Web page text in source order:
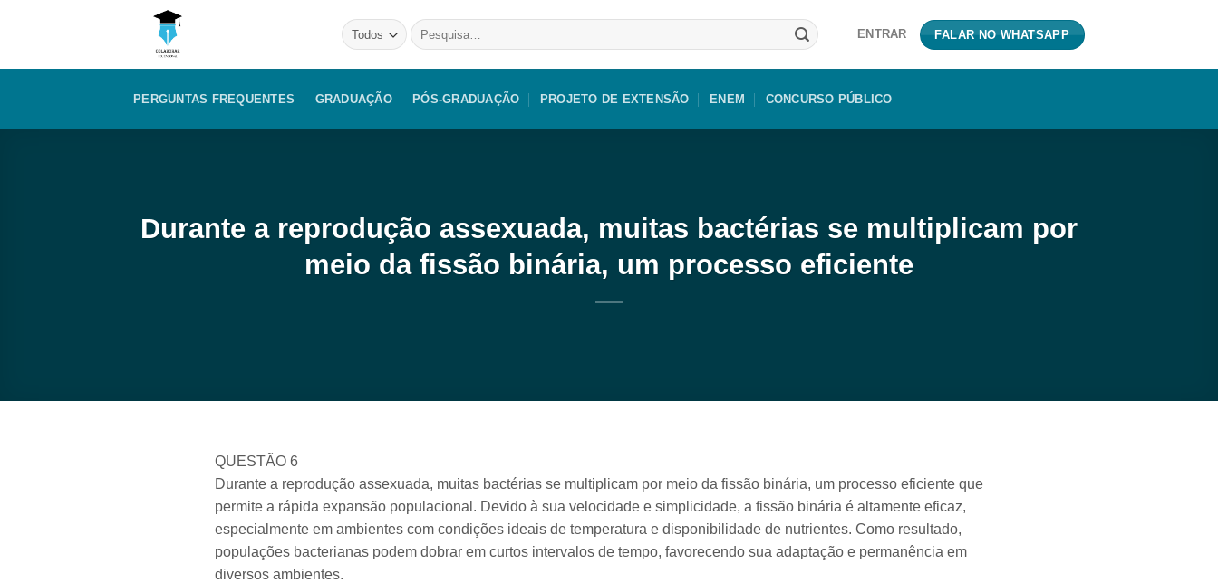
Pesquisar
por:
ENTRAR FALAR NO WHATSAPP
PERGUNTAS FREQUENTES GRADUAÇÃO PÓS-GRADUAÇÃO PROJETO DE EXTENSÃO ENEM CONCURSO PÚBLICO
Durante a reprodução assexuada, muitas bactérias se multiplicam por
meio da fissão binária, um processo eficiente
QUESTÃO 6
Durante a reprodução assexuada, muitas bactérias se multiplicam por meio da fissão binária, um processo eficiente que
permite a rápida expansão populacional. Devido à sua velocidade e simplicidade, a fissão binária é altamente eficaz,
especialmente em ambientes com condições ideais de temperatura e disponibilidade de nutrientes. Como resultado,
populações bacterianas podem dobrar em curtos intervalos de tempo, favorecendo sua adaptação e permanência em
diversos ambientes.